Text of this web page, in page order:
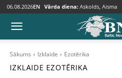
06.08.2026EN Vārda diena: Askolds, Aisma
Sākums Izklaide Ezotērika
IZKLAIDE EZOTĒRIKA